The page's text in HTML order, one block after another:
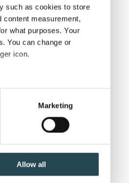
such as cookies to store
content measurement,
what purposes. Your
You can change or
icon.
meters
who may combine it with
Marketing
Allow all